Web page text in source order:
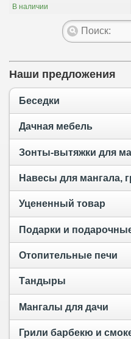
В наличии
Наши предложения
Беседки
Дачная мебель
Навесы для мангала,
Уцененный товар
Подарки и
Отопительные печи
Тандыры
Мангалы для дачи
Грили барбекю и